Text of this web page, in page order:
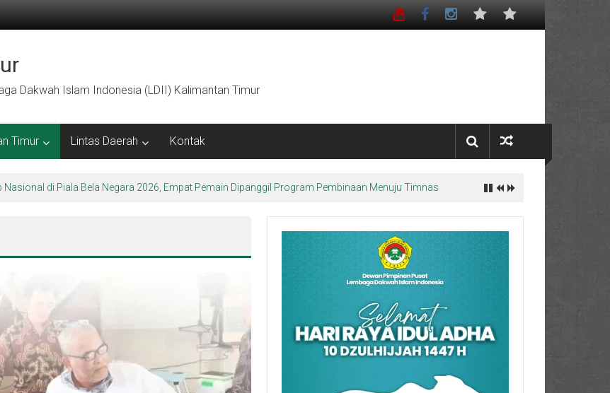
Dakwah Islam Indonesia (LDII) Kalimantan Timur
Timur Lintas Daerah Kontak
Luhur di Bumi Perkemahan Makroman Indah melalui CAI ke-47